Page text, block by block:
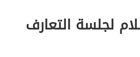
لجلسة التعارف